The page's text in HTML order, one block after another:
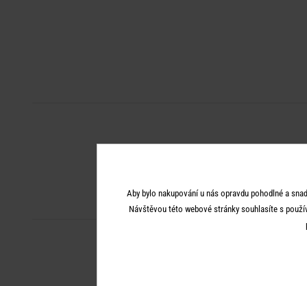
Aby bylo nakupování u nás opravdu pohodlné a
Návštěvou této webové stránky souhlasíte s